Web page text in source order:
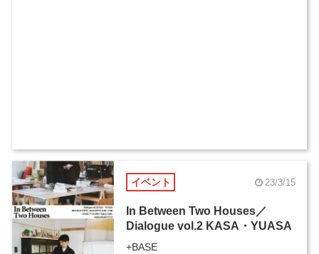
イベント 23/3/15
In Between Two Houses／
Dialogue vol.2 KASA・YUASA
+BASE